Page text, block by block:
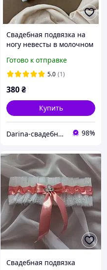
Свадебная подвязка на
ногу невесты в молочном
Готово к отправке
5.0 (1)
380₴
Купить
Darina-свадебные аксессуары для невесты 98%
Свадебная подвязка